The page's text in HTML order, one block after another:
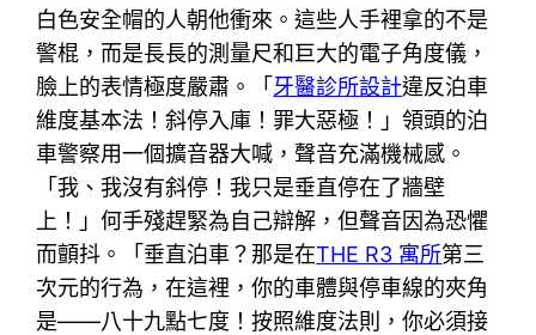
白色安全帽的人朝他衝來。這些人手裡拿的不是
警棍，而是長長的測量尺和巨大的電子角度儀，
臉上的表情極度嚴肅。「牙醫診所設計違反泊車
維度基本法！斜停入庫！罪大惡極！」領頭的泊
車警察用一個擴音器大喊，聲音充滿機械感。
「我、我沒有斜停！我只是垂直停在了牆壁
上！」何手殘趕緊為自己辯解，但聲音因為恐懼
而顫抖。「垂直泊車？那是在THE R3 寓所第三
次元的行為，在這裡，你的車體與停車線的夾角
是——八十九點七度！按照維度法則，你必須接